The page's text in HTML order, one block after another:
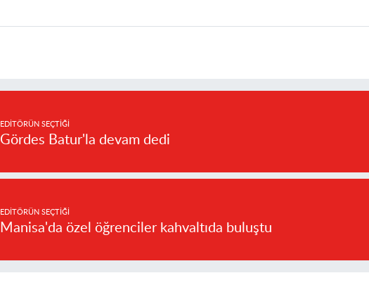
EDITÖRÜN SEÇTIĞI
Gördes Batur'la devam dedi
EDITÖRÜN SEÇTIĞI
Manisa'da özel öğrenciler kahvaltıda buluştu